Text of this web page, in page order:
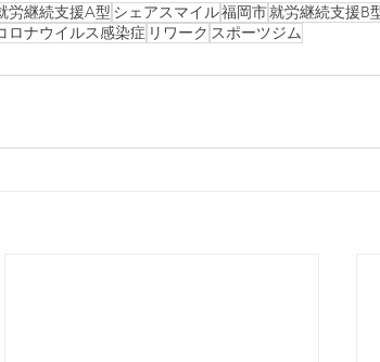
労継続支援A型 シェアスマイル福岡市就労継続支援B
ロナウイルス感染症 リワーク スポーツジム